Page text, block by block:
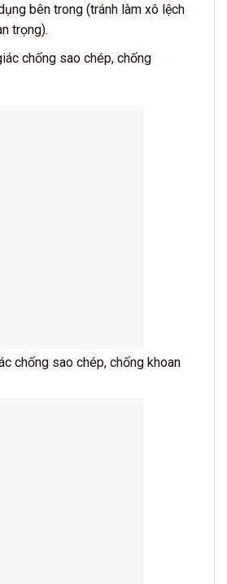
bên trong (tránh làm xô lệch
trọng).
chống sao chép, chống
chống sao chép, chống khoan